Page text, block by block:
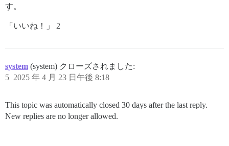
す。
「いいね！」 2
system (system) クローズされました:
2025 年 4 月 23 日午後 8:18
5
This topic was automatically closed 30 days after the last reply.
New replies are no longer allowed.